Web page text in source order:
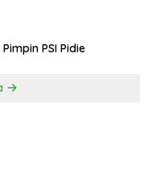
PSI Pidie